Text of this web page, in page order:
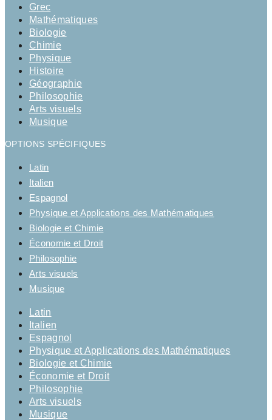
Grec
Mathématiques
Biologie
Chimie
Physique
Histoire
Géographie
Philosophie
Arts visuels
Musique
OPTIONS SPÉCIFIQUES
Latin
Italien
Espagnol
Physique et Applications des Mathématiques
Biologie et Chimie
Économie et Droit
Philosophie
Arts visuels
Musique
Latin
Italien
Espagnol
Physique et Applications des Mathématiques
Biologie et Chimie
Économie et Droit
Philosophie
Arts visuels
Musique